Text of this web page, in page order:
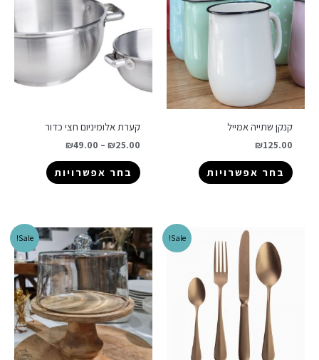
קנקן שתייה אמייל
₪125.00
בחר אפשרויות
קערת אלומיניום חצי כדור
₪25.00
–
₪49.00
בחר אפשרויות
Sale!
Sale!